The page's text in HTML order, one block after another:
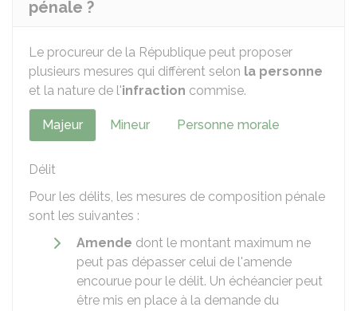
pénale ?
Le procureur de la République peut proposer
plusieurs mesures qui diffèrent selon la personne
et la nature de l'infraction commise.
Majeur Mineur Personne morale
Délit
Pour les délits, les mesures de composition pénale
sont les suivantes :
Amende dont le montant maximum ne
peut pas dépasser celui de l'amende
encourue pour le délit. Un échéancier peut
être mis en place à la demande du